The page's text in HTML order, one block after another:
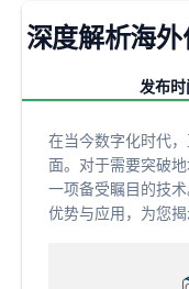
深度解析海
发布
在当今数字化时代
面。对于需要突破
一项备受瞩目的技
优势与应用，为您